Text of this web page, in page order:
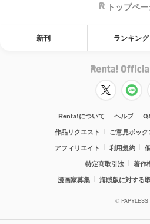
トップペ
新刊 ランキング
Renta!について ヘルプ
作品リクエスト
ご意見ボック
アフィリエイト
利用規約
特定商取引法
著作
漫画家募集
海賊版に対する
© PAPYLESS